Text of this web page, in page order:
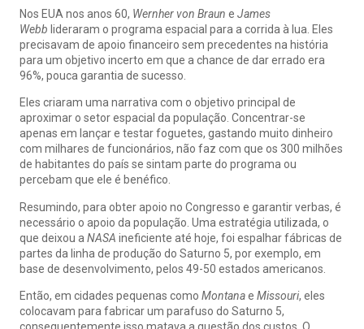
Nos EUA nos anos 60, Wernher von Braun e James
Webb lideraram o programa espacial para a corrida à lua. Eles
precisavam de apoio financeiro sem precedentes na história
para um objetivo incerto em que a chance de dar errado era
96%, pouca garantia de sucesso.
Eles criaram uma narrativa com o objetivo principal de
aproximar o setor espacial da população. Concentrar-se
apenas em lançar e testar foguetes, gastando muito dinheiro
com milhares de funcionários, não faz com que os 300 milhões
de habitantes do país se sintam parte do programa ou
percebam que ele é benéfico.
Resumindo, para obter apoio no Congresso e garantir verbas, é
necessário o apoio da população. Uma estratégia utilizada, o
que deixou a NASA ineficiente até hoje, foi espalhar fábricas de
partes da linha de produção do Saturno 5, por exemplo, em
base de desenvolvimento, pelos 49-50 estados americanos.
Então, em cidades pequenas como Montanae Missouri, eles
colocavam para fabricar um parafuso do Saturno 5,